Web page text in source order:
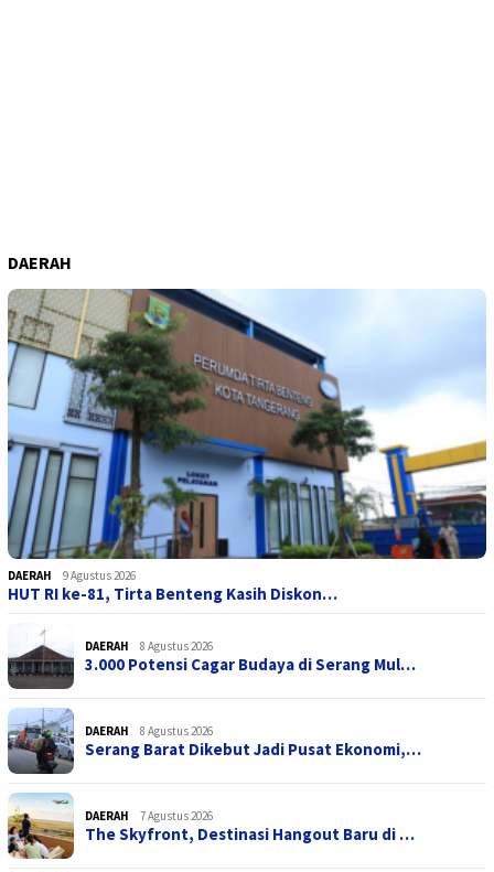
DAERAH
DAERAH 9 Agustus 2026
HUT RI ke-81, Tirta Benteng Kasih Diskon…
DAERAH 8 Agustus 2026
3.000 Potensi Cagar Budaya di Serang Mul…
DAERAH 8 Agustus 2026
Serang Barat Dikebut Jadi Pusat Ekonomi,…
DAERAH 7 Agustus 2026
The Skyfront, Destinasi Hangout Baru di …